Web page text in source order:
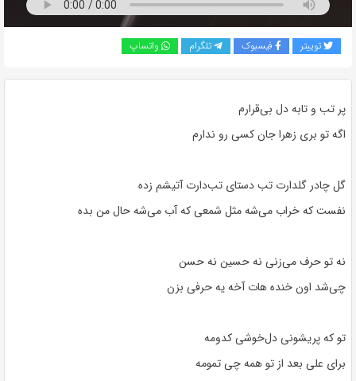
توییتر فیسبوک تلگرام واتساپ
پر تب و تابه دل بی‌قرارم
اگه تو بری زهرا جان کسی رو ندارم
گل چادر گلدارت تب دستای تب‌دارت آتیشم زده
نفست که خراب می‌شه مثل شمعی که آب می‌شه حال من بده
نه تو حرف می‌زنی نه حسین نه حسن
چی‌شد اون خنده هات آخه یه حرفی بزن
تو که پریشونی دل‌خوشی کدومه
برای علی بعد از تو همه چی تمومه